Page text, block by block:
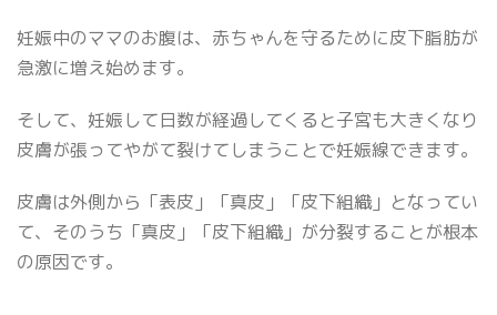
妊娠中のママのお腹は、赤ちゃんを守るために皮下脂肪が
急激に増え始めます。
そして、妊娠して日数が経過してくると子宮も大きくなり
皮膚が張ってやがて裂けてしまうことで妊娠線できます。
皮膚は外側から「表皮」「真皮」「皮下組織」となってい
て、そのうち「真皮」「皮下組織」が分裂することが根本
の原因です。